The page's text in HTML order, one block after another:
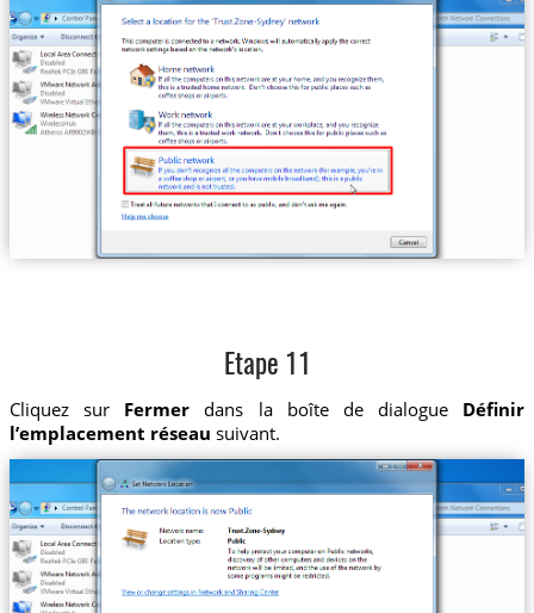
Etape 11
Cliquez sur Fermer dans la boîte de dialogue Définir
l’emplacement réseau suivant.